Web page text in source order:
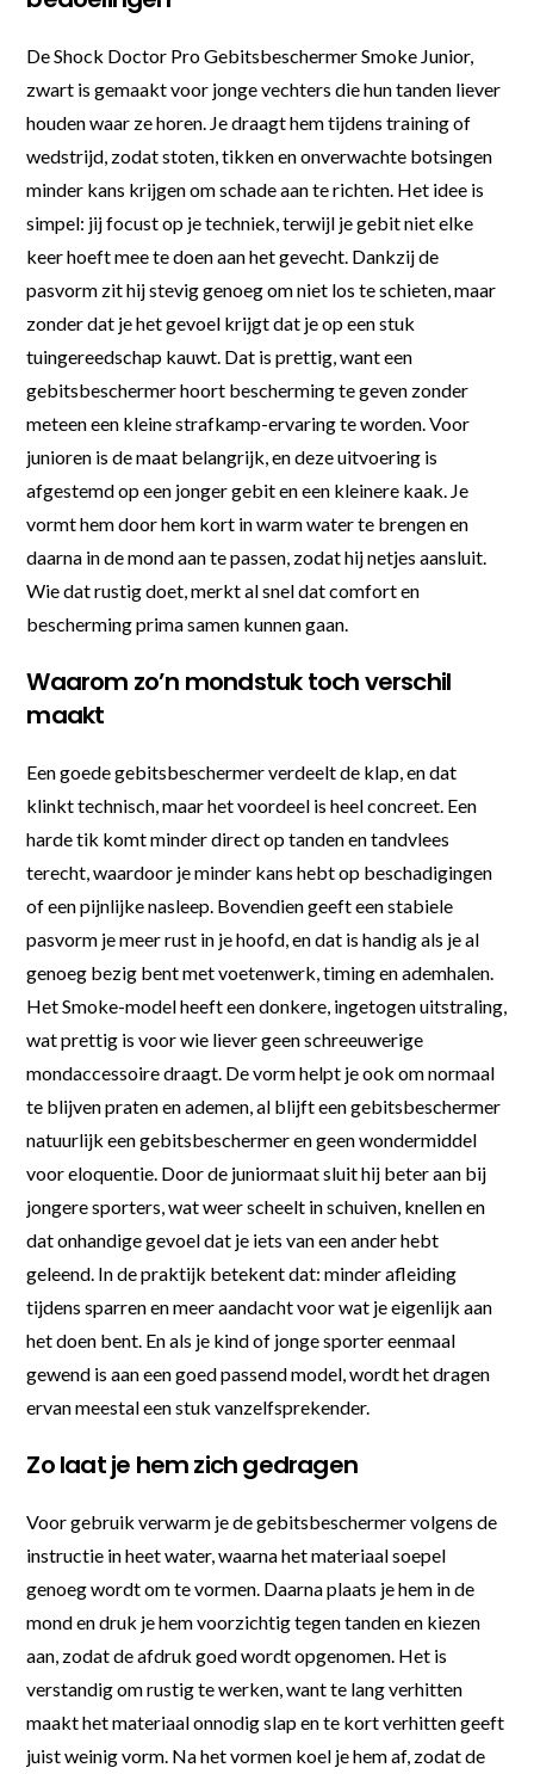
De Shock Doctor Pro Gebitsbeschermer Smoke Junior,
zwart is gemaakt voor jonge vechters die hun tanden liever
houden waar ze horen. Je draagt hem tijdens training of
wedstrijd, zodat stoten, tikken en onverwachte botsingen
minder kans krijgen om schade aan te richten. Het idee is
simpel: jij focust op je techniek, terwijl je gebit niet elke
keer hoeft mee te doen aan het gevecht. Dankzij de
pasvorm zit hij stevig genoeg om niet los te schieten, maar
zonder dat je het gevoel krijgt dat je op een stuk
tuingereedschap kauwt. Dat is prettig, want een
gebitsbeschermer hoort bescherming te geven zonder
meteen een kleine strafkamp-ervaring te worden. Voor
junioren is de maat belangrijk, en deze uitvoering is
afgestemd op een jonger gebit en een kleinere kaak. Je
vormt hem door hem kort in warm water te brengen en
daarna in de mond aan te passen, zodat hij netjes aansluit.
Wie dat rustig doet, merkt al snel dat comfort en
bescherming prima samen kunnen gaan.
Waarom zo’n mondstuk toch verschil
maakt
Een goede gebitsbeschermer verdeelt de klap, en dat
klinkt technisch, maar het voordeel is heel concreet. Een
harde tik komt minder direct op tanden en tandvlees
terecht, waardoor je minder kans hebt op beschadigingen
of een pijnlijke nasleep. Bovendien geeft een stabiele
pasvorm je meer rust in je hoofd, en dat is handig als je al
genoeg bezig bent met voetenwerk, timing en ademhalen.
Het Smoke-model heeft een donkere, ingetogen uitstraling,
wat prettig is voor wie liever geen schreeuwerige
mondaccessoire draagt. De vorm helpt je ook om normaal
te blijven praten en ademen, al blijft een gebitsbeschermer
natuurlijk een gebitsbeschermer en geen wondermiddel
voor eloquentie. Door de juniormaat sluit hij beter aan bij
jongere sporters, wat weer scheelt in schuiven, knellen en
dat onhandige gevoel dat je iets van een ander hebt
geleend. In de praktijk betekent dat: minder afleiding
tijdens sparren en meer aandacht voor wat je eigenlijk aan
het doen bent. En als je kind of jonge sporter eenmaal
gewend is aan een goed passend model, wordt het dragen
ervan meestal een stuk vanzelfsprekender.
Zo laat je hem zich gedragen
Voor gebruik verwarm je de gebitsbeschermer volgens de
instructie in heet water, waarna het materiaal soepel
genoeg wordt om te vormen. Daarna plaats je hem in de
mond en druk je hem voorzichtig tegen tanden en kiezen
aan, zodat de afdruk goed wordt opgenomen. Het is
verstandig om rustig te werken, want te lang verhitten
maakt het materiaal onnodig slap en te kort verhitten geeft
juist weinig vorm. Na het vormen koel je hem af, zodat de